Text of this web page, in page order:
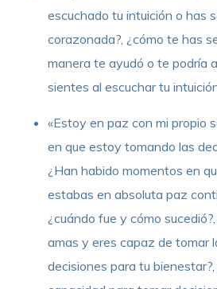
escuchado tu intuición o has
corazonada?, ¿cómo te has
manera te ayudó o te podría
sientes al escuchar tu
«Estoy en paz con mi propio
en que estoy tomando las
¿Han habido momentos en
estabas en absoluta paz
¿cuándo fue y cómo
amas y eres capaz de tomar
decisiones para tu